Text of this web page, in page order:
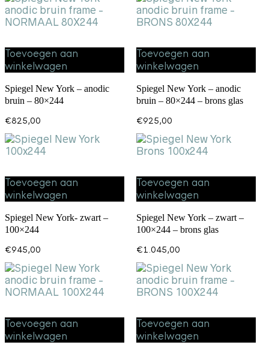
Toevoegen aan
winkelwagen
Spiegel New York – anodic
bruin – 80×244
€825,00
Toevoegen aan
winkelwagen
Spiegel New York – anodic
bruin – 80×244 – brons glas
€925,00
Toevoegen aan
winkelwagen
Spiegel New York- zwart –
100×244
€945,00
Toevoegen aan
winkelwagen
Spiegel New York – zwart –
100×244 – brons glas
€1.045,00
Toevoegen aan
winkelwagen
Toevoegen aan
winkelwagen